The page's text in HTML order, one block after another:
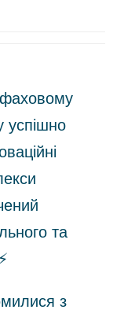
фаховому
успішно
та
з